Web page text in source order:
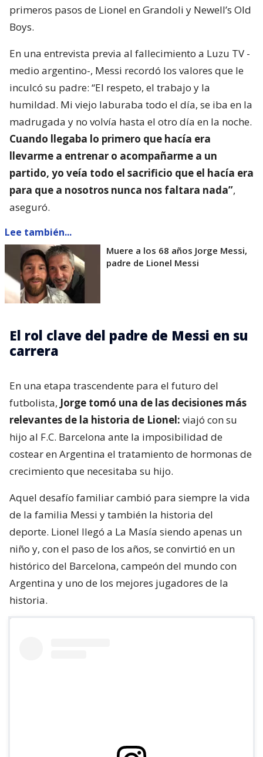
primeros pasos de Lionel en Grandoli y Newell’s Old
Boys.
En una entrevista previa al fallecimiento a Luzu TV -
medio argentino-, Messi recordó los valores que le
inculcó su padre: “El respeto, el trabajo y la
humildad. Mi viejo laburaba todo el día, se iba en la
madrugada y no volvía hasta el otro día en la noche.
Cuando llegaba lo primero que hacía era
llevarme a entrenar o acompañarme a un
partido, yo veía todo el sacrificio que el hacía era
para que a nosotros nunca nos faltara nada”,
aseguró.
Lee también...
Muere a los 68 años Jorge Messi,
padre de Lionel Messi
El rol clave del padre de Messi en su
carrera
En una etapa trascendente para el futuro del
futbolista, Jorge tomó una de las decisiones más
relevantes de la historia de Lionel: viajó con su
hijo al F.C. Barcelona ante la imposibilidad de
costear en Argentina el tratamiento de hormonas de
crecimiento que necesitaba su hijo.
Aquel desafío familiar cambió para siempre la vida
de la familia Messi y también la historia del
deporte. Lionel llegó a La Masía siendo apenas un
niño y, con el paso de los años, se convirtió en un
histórico del Barcelona, campeón del mundo con
Argentina y uno de los mejores jugadores de la
historia.